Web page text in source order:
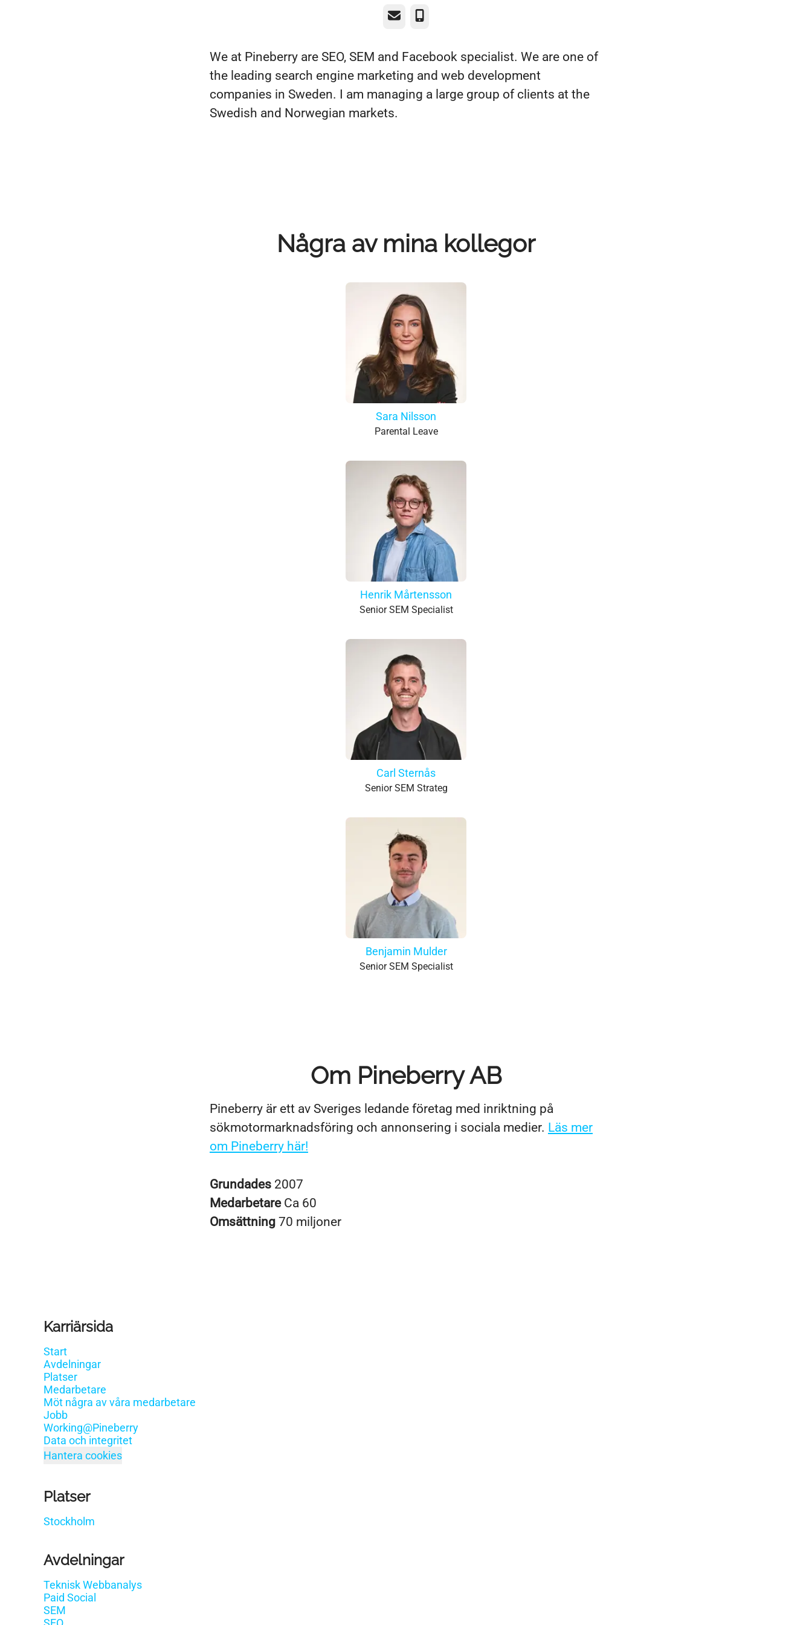
E-post Telefon
We at Pineberry are SEO, SEM and Facebook specialist. We are one of
the leading search engine marketing and web development
companies in Sweden. I am managing a large group of clients at the
Swedish and Norwegian markets.
Några av mina kollegor
Sara Nilsson
Parental Leave
Henrik Mårtensson
Senior SEM Specialist
Carl Sternås
Senior SEM Strateg
Benjamin Mulder
Senior SEM Specialist
Om Pineberry AB
Pineberry är ett av Sveriges ledande företag med inriktning på
sökmotormarknadsföring och annonsering i sociala medier. Läs mer
om Pineberry här!
Grundades 2007
Medarbetare Ca 60
Omsättning 70 miljoner
Karriärsida
Start
Avdelningar
Platser
Medarbetare
Möt några av våra medarbetare
Jobb
Working@Pineberry
Data och integritet
Hantera cookies
Platser
Stockholm
Avdelningar
Teknisk Webbanalys
Paid Social
SEM